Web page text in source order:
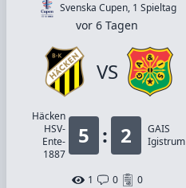
Svenska Cupen, 1 Spieltag
vor 6 Tagen
VS
Häcken
HSV-
Ente-
1887
5 : 2
GAIS
Igistrum
1 0 0